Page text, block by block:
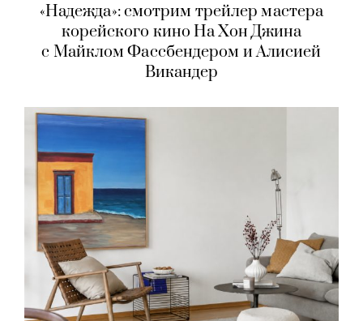
«Надежда»: смотрим трейлер мастера
корейского кино На Хон Джина
с Майклом Фассбендером и Алисией
Викандер